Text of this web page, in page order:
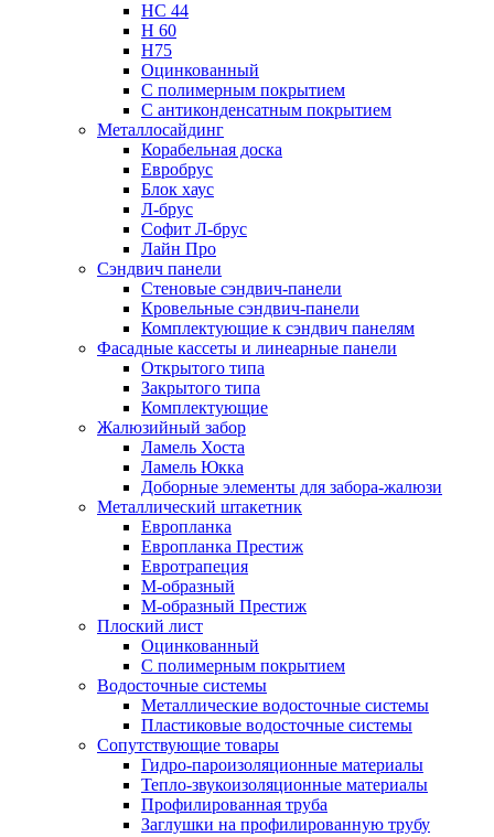
НС 44
Н 60
Н75
Оцинкованный
С полимерным покрытием
С антиконденсатным покрытием
Металлосайдинг
Корабельная доска
Евробрус
Блок хаус
Л-брус
Софит Л-брус
Лайн Про
Сэндвич панели
Стеновые сэндвич-панели
Кровельные сэндвич-панели
Комплектующие к сэндвич панелям
Фасадные кассеты и линеарные панели
Открытого типа
Закрытого типа
Комплектующие
Жалюзийный забор
Ламель Хоста
Ламель Юкка
Доборные элементы для забора-жалюзи
Металлический штакетник
Европланка
Европланка Престиж
Евротрапеция
М-образный
М-образный Престиж
Плоский лист
Оцинкованный
С полимерным покрытием
Водосточные системы
Металлические водосточные системы
Пластиковые водосточные системы
Сопутствующие товары
Гидро-пароизоляционные материалы
Тепло-звукоизоляционные материалы
Профилированная труба
Заглушки на профилированную трубу